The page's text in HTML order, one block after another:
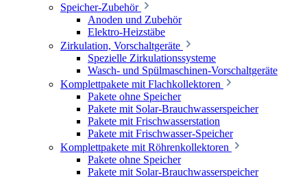
Speicher-Zubehör
Anoden und Zubehör
Elektro-Heizstäbe
Zirkulation, Vorschaltgeräte
Spezielle Zirkulationssysteme
Wasch- und Spülmaschinen-Vorschaltgeräte
Komplettpakete mit Flachkollektoren
Pakete ohne Speicher
Pakete mit Solar-Brauchwasserspeicher
Pakete mit Frischwasserstation
Pakete mit Frischwasser-Speicher
Komplettpakete mit Röhrenkollektoren
Pakete ohne Speicher
Pakete mit Solar-Brauchwasserspeicher